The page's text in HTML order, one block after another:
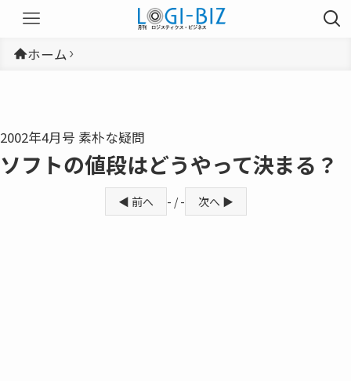
ホーム
2002年4月号 素朴な疑問
ソフトの値段はどうやって決まる？
◀ 前へ - / - 次へ ▶